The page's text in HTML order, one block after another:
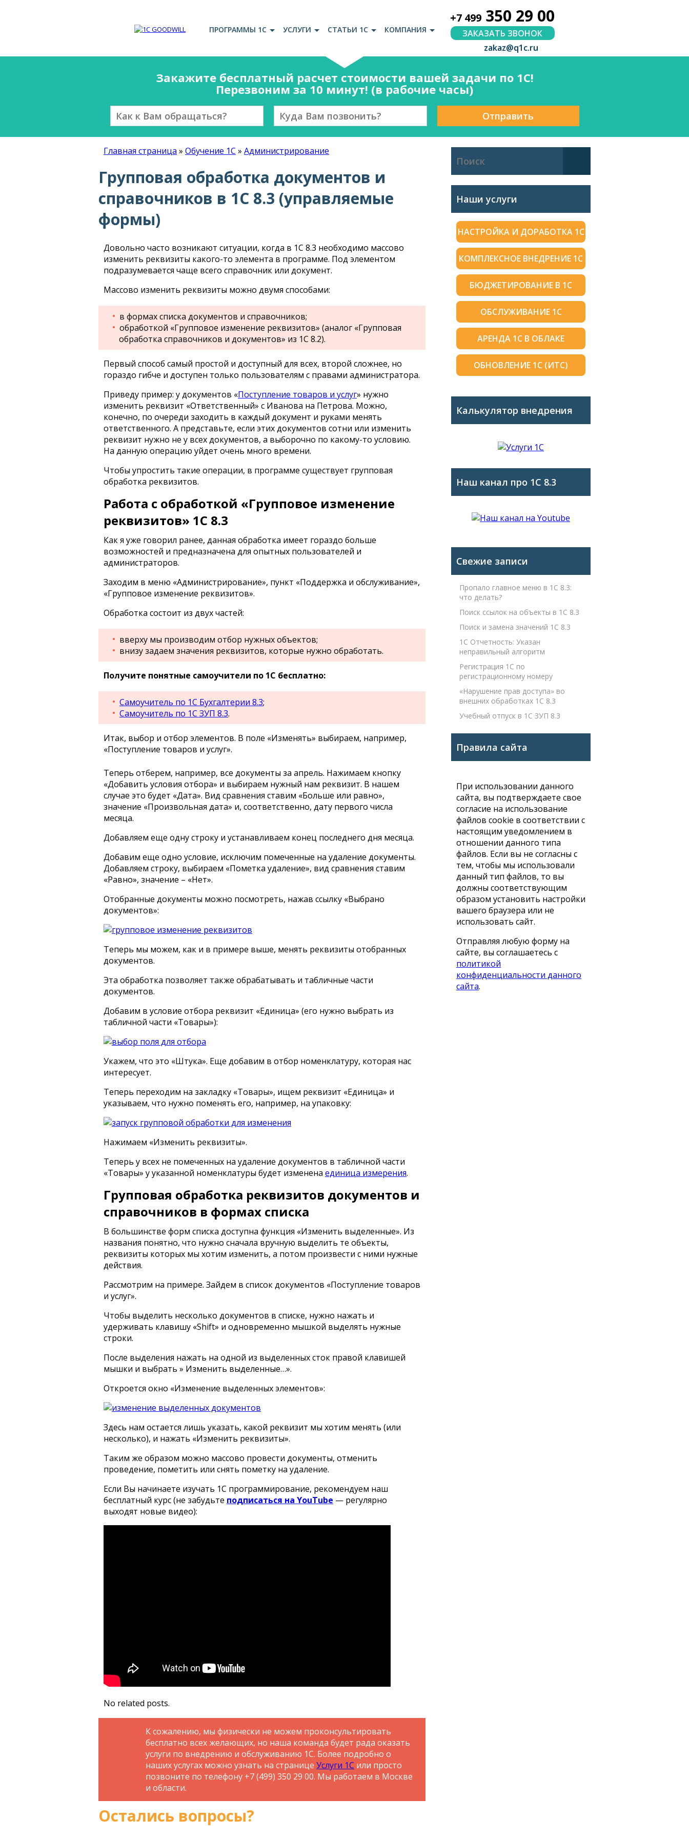
ПРОГРАММЫ 1С УСЛУГИ СТАТЬИ 1С КОМПАНИЯ
+7 499 350 29 00
ЗАКАЗАТЬ ЗВОНОК
zakaz@q1c.ru
Закажите бесплатный расчет стоимости вашей задачи по 1С!
Перезвоним за 10 минут! (в рабочие часы)
Отправить
Главная страница » Обучение 1С » Администрирование
Групповая обработка документов и
справочников в 1С 8.3 (управляемые
формы)
Довольно часто возникают ситуации, когда в 1С 8.3 необходимо массово
изменить реквизиты какого-то элемента в программе. Под элементом
подразумевается чаще всего справочник или документ.
Массово изменить реквизиты можно двумя способами:
в формах списка документов и справочников;
обработкой «Групповое изменение реквизитов» (аналог «Групповая
обработка справочников и документов» из 1С 8.2).
Первый способ самый простой и доступный для всех, второй сложнее, но
гораздо гибче и доступен только пользователям с правами администратора.
Приведу пример: у документов «Поступление товаров и услуг» нужно
изменить реквизит «Ответственный» с Иванова на Петрова. Можно,
конечно, по очереди заходить в каждый документ и руками менять
ответственного. А представьте, если этих документов сотни или изменить
реквизит нужно не у всех документов, а выборочно по какому-то условию.
На данную операцию уйдет очень много времени.
Чтобы упростить такие операции, в программе существует групповая
обработка реквизитов.
Работа с обработкой «Групповое изменение
реквизитов» 1С 8.3
Как я уже говорил ранее, данная обработка имеет гораздо больше
возможностей и предназначена для опытных пользователей и
администраторов.
Заходим в меню «Администрирование», пункт «Поддержка и обслуживание»,
«Групповое изменение реквизитов».
Обработка состоит из двух частей:
вверху мы производим отбор нужных объектов;
внизу задаем значения реквизитов, которые нужно обработать.
Получите понятные самоучители по 1С бесплатно:
Самоучитель по 1С Бухгалтерии 8.3;
Самоучитель по 1С ЗУП 8.3.
Итак, выбор и отбор элементов. В поле «Изменять» выбираем, например,
«Поступление товаров и услуг».
Теперь отберем, например, все документы за апрель. Нажимаем кнопку
«Добавить условия отбора» и выбираем нужный нам реквизит. В нашем
случае это будет «Дата». Вид сравнения ставим «Больше или равно»,
значение «Произвольная дата» и, соответственно, дату первого числа
месяца.
Добавляем еще одну строку и устанавливаем конец последнего дня месяца.
Добавим еще одно условие, исключим помеченные на удаление документы.
Добавляем строку, выбираем «Пометка удаление», вид сравнения ставим
«Равно», значение – «Нет».
Отобранные документы можно посмотреть, нажав ссылку «Выбрано
документов»:
Теперь мы можем, как и в примере выше, менять реквизиты отобранных
документов.
Эта обработка позволяет также обрабатывать и табличные части
документов.
Добавим в условие отбора реквизит «Единица» (его нужно выбрать из
табличной части «Товары»):
Укажем, что это «Штука». Еще добавим в отбор номенклатуру, которая нас
интересует.
Теперь переходим на закладку «Товары», ищем реквизит «Единица» и
указываем, что нужно поменять его, например, на упаковку:
Нажимаем «Изменить реквизиты».
Теперь у всех не помеченных на удаление документов в табличной части
«Товары» у указанной номенклатуры будет изменена единица измерения.
Групповая обработка реквизитов документов и
справочников в формах списка
В большинстве форм списка доступна функция «Изменить выделенные». Из
названия понятно, что нужно сначала вручную выделить те объекты,
реквизиты которых мы хотим изменить, а потом произвести с ними нужные
действия.
Рассмотрим на примере. Зайдем в список документов «Поступление товаров
и услуг».
Чтобы выделить несколько документов в списке, нужно нажать и
удерживать клавишу «Shift» и одновременно мышкой выделять нужные
строки.
После выделения нажать на одной из выделенных сток правой клавишей
мышки и выбрать » Изменить выделенные…».
Откроется окно «Изменение выделенных элементов»:
Здесь нам остается лишь указать, какой реквизит мы хотим менять (или
несколько), и нажать «Изменить реквизиты».
Таким же образом можно массово провести документы, отменить
проведение, пометить или снять пометку на удаление.
Если Вы начинаете изучать 1С программирование, рекомендуем наш
бесплатный курс (не забудьте подписаться на YouTube — регулярно
выходят новые видео):
No related posts.
К сожалению, мы физически не можем проконсультировать
бесплатно всех желающих, но наша команда будет рада оказать
услуги по внедрению и обслуживанию 1С. Более подробно о
наших услугах можно узнать на странице Услуги 1С или просто
позвоните по телефону +7 (499) 350 29 00. Мы работаем в Москве
и области.
Остались вопросы?
Наши услуги
НАСТРОЙКА И ДОРАБОТКА 1С
КОМПЛЕКСНОЕ ВНЕДРЕНИЕ 1С
БЮДЖЕТИРОВАНИЕ В 1С
ОБСЛУЖИВАНИЕ 1С
АРЕНДА 1С В ОБЛАКЕ
ОБНОВЛЕНИЕ 1С (ИТС)
Калькулятор внедрения
Наш канал про 1С 8.3
Свежие записи
Пропало главное меню в 1С 8.3:
что делать?
Поиск ссылок на объекты в 1С 8.3
Поиск и замена значений 1С 8.3
1С Отчетность: Указан
неправильный алгоритм
Регистрация 1С по
регистрационному номеру
«Нарушение прав доступа» во
внешних обработках 1С 8.3
Учебный отпуск в 1С ЗУП 8.3
Правила сайта
При использовании данного
сайта, вы подтверждаете свое
согласие на использование
файлов cookie в соответствии с
настоящим уведомлением в
отношении данного типа
файлов. Если вы не согласны с
тем, чтобы мы использовали
данный тип файлов, то вы
должны соответствующим
образом установить настройки
вашего браузера или не
использовать сайт.
Отправляя любую форму на
сайте, вы соглашаетесь с
политикой
конфиденциальности данного
сайта.